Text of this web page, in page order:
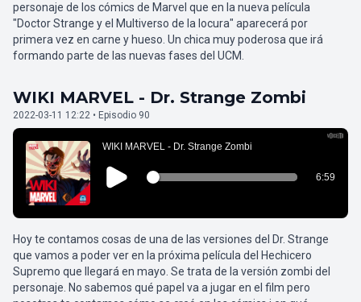
personaje de los cómics de Marvel que en la nueva película
"Doctor Strange y el Multiverso de la locura" aparecerá por
primera vez en carne y hueso. Un chica muy poderosa que irá
formando parte de las nuevas fases del UCM.
WIKI MARVEL - Dr. Strange Zombi
2022-03-11 12:22 • Episodio 90
Hoy te contamos cosas de una de las versiones del Dr. Strange
que vamos a poder ver en la próxima película del Hechicero
Supremo que llegará en mayo. Se trata de la versión zombi del
personaje. No sabemos qué papel va a jugar en el film pero